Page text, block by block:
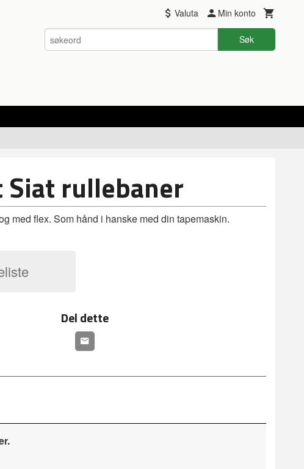
Valuta Min konto
Søk
rullebaner
med flex. Som hånd i hanske med din tapemaskin.
Del dette